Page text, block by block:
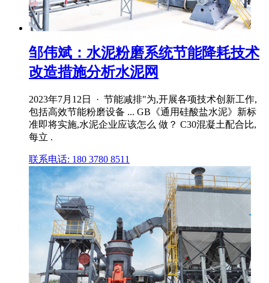
邹伟斌：水泥粉磨系统节能降耗技术
改造措施分析水泥网
2023年7月12日 · 节能减排"为,开展各项技术创新工作,
包括高效节能粉磨设备 ... GB《通用硅酸盐水泥》新标
准即将实施,水泥企业应该怎么 做？ C30混凝土配合比,
每立 .
联系电话: 180 3780 8511